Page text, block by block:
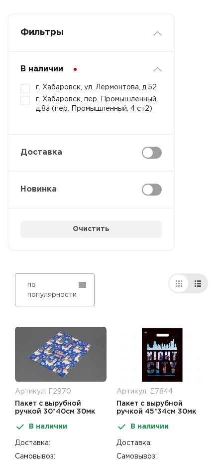
Фильтры
В наличии
г. Хабаровск, ул. Лермонтова, д.52
г. Хабаровск, пер. Промышленный,
д.8а (пер. Промышленный, 4 ст2)
Доставка
Новинка
Очистить
по
популярности
Артикул: Г2970
Пакет с вырубной
ручкой 30*40см 30мк
50штВ наличии
Доставка:
Самовывоз:
Артикул: Е7844
Пакет с вырубной
ручкой 45*34см 30мк
В наличии
Доставка:
Самовывоз: